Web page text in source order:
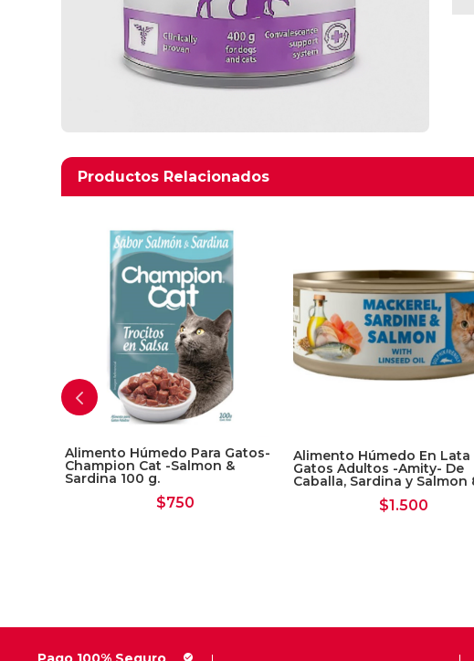
Productos Relacionados
Productos relacionados
Alimento Húmedo Para Gatos-
Champion Cat -Salmon &
Sardina 100 g.
$750
Alimento Húmedo En Lata
Gatos Adultos -Amity- De
Caballa, Sardina y Salmon
$1.500
check_circle